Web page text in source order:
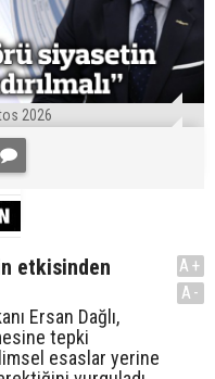
2026
etkisinden
Ersan Dağlı,
tepki
esaslar yerine
A+
A-